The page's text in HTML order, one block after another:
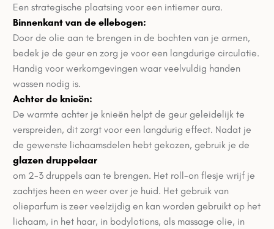
Een strategische plaatsing voor een intiemer aura.
Binnenkant van de ellebogen:
Door de olie aan te brengen in de bochten van je armen,
bedek je de geur en zorg je voor een langdurige circulatie.
Handig voor werkomgevingen waar veelvuldig handen
wassen nodig is.
Achter de knieën:
De warmte achter je knieën helpt de geur geleidelijk te
verspreiden, dit zorgt voor een langdurig effect. Nadat je
de gewenste lichaamsdelen hebt gekozen, gebruik je de
glazen druppelaar
om 2-3 druppels aan te brengen. Het roll-on flesje wrijf je
zachtjes heen en weer over je huid. Het gebruik van
olieparfum is zeer veelzijdig en kan worden gebruikt op het
lichaam, in het haar, in bodylotions, als massage olie, in